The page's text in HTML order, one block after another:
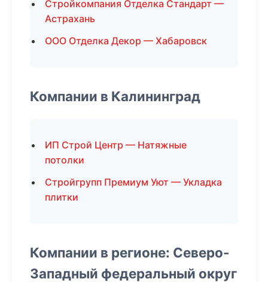
Стройкомпания Отделка Стандарт —
Астрахань
ООО Отделка Декор — Хабаровск
Компании в Калининград
ИП Строй Центр — Натяжные
потолки
Стройгрупп Премиум Уют — Укладка
плитки
Компании в регионе: Северо-
Западный федеральный округ